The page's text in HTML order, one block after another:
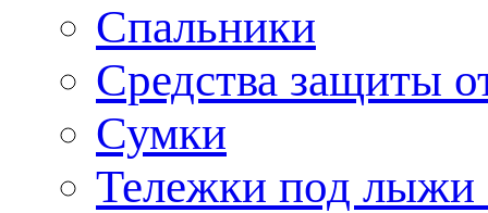
Спальники
Средства защиты
Сумки
Тележки под лыжи